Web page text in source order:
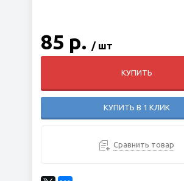
85 р. / шт
КУПИТЬ
КУПИТЬ В 1 КЛИК
Сравнить товар